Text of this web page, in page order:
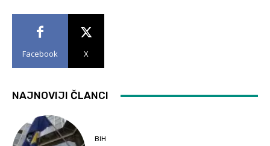
Facebook X
NAJNOVIJI ČLANCI
BIH